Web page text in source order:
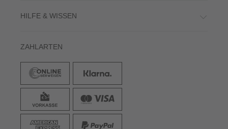
HILFE & WISSEN
ZAHLARTEN